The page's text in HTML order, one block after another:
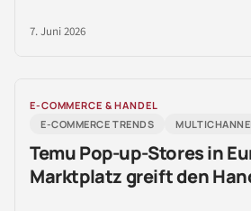
7. Juni 2026
E-COMMERCE & HANDEL
E-COMMERCE TRENDS
Temu Pop-up-Stores in
Marktplatz greift den